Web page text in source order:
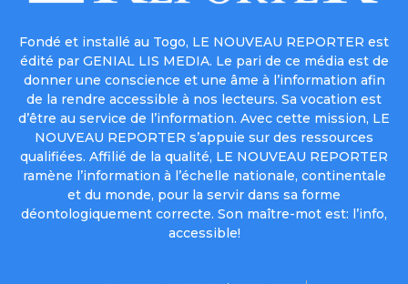
Fondé et installé au Togo, LE NOUVEAU REPORTER est
édité par GENIAL LIS MEDIA. Le pari de ce média est de
donner une conscience et une âme à l’information afin
de la rendre accessible à nos lecteurs. Sa vocation est
d’être au service de l’information. Avec cette mission, LE
NOUVEAU REPORTER s’appuie sur des ressources
qualifiées. Affilié de la qualité, LE NOUVEAU REPORTER
ramène l’information à l’échelle nationale, continentale
et du monde, pour la servir dans sa forme
déontologiquement correcte. Son maître-mot est: l’info,
accessible!